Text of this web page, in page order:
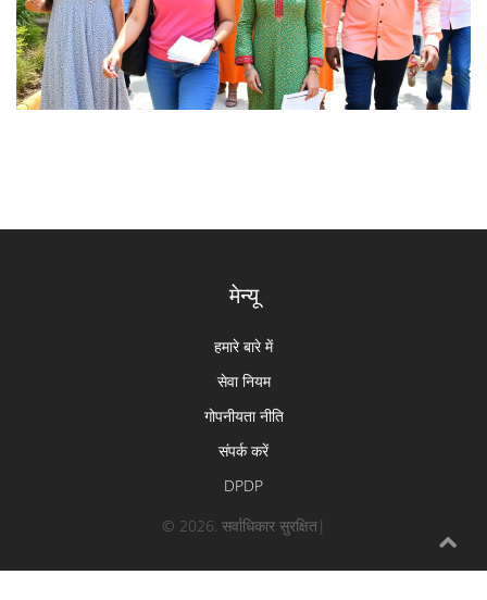
मेन्यू
हमारे बारे में
सेवा नियम
गोपनीयता नीति
संपर्क करें
DPDP
© 2026. सर्वाधिकार सुरक्षित|